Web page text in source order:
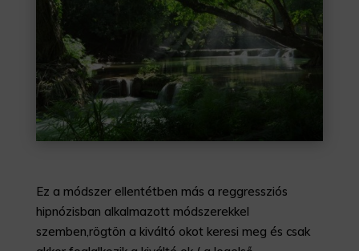
Ez a módszer ellentétben más a reggressziós
hipnózisban alkalmazott módszerekkel
szemben,rögtön a kiváltó okot keresi meg és csak